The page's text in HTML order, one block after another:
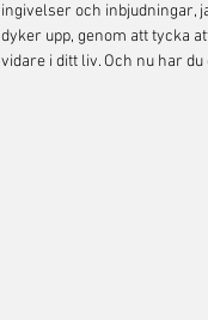
ingivelser och inbjudningar,
dyker upp, genom att tycka
vidare i ditt liv. Och nu har